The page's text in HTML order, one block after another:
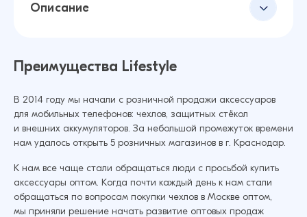
Описание
Преимущества Lifestyle
В 2014 году мы начали с розничной продажи аксессуаров
для мобильных телефонов: чехлов, защитных стёкол
и внешних аккумуляторов. За небольшой промежуток времени
нам удалось открыть 5 розничных магазинов в г. Краснодар.
К нам все чаще стали обращаться люди с просьбой купить
аксессуары оптом. Когда почти каждый день к нам стали
обращаться по вопросам покупки чехлов в Москве оптом,
мы приняли решение начать развитие оптовых продаж